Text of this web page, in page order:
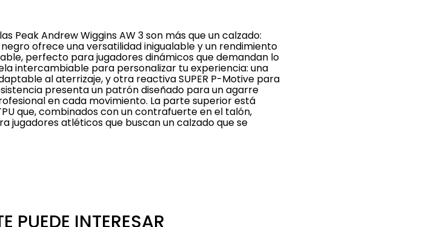
Peak Andrew Wiggins AW 3 son más que un calzado:
ofrece una versatilidad inigualable y un rendimiento
perfecto para jugadores dinámicos que demandan lo
intercambiable para personalizar tu experiencia: una
al aterrizaje, y otra reactiva SUPER P-Motive para
presenta un patrón diseñado para un agarre
en cada movimiento. La parte superior está
que, combinados con un contrafuerte en el talón,
jugadores atléticos que buscan un calzado que se
PUEDE INTERESAR